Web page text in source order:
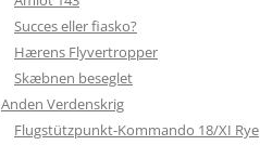
Succes eller fiasko?
Hærens Flyvertropper
Skæbnen beseglet
Anden Verdenskrig
Flugstützpunkt-Kommando 18/XI Rye